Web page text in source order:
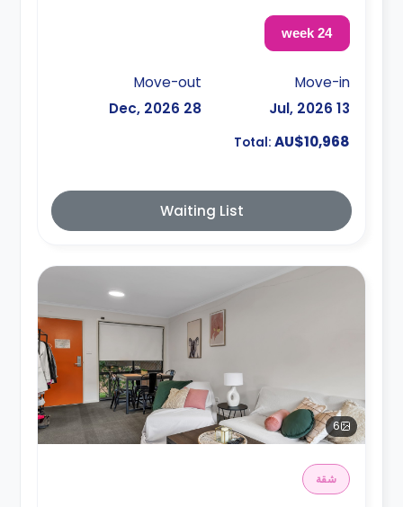
24 week
Move-in
13 Jul, 2026
Move-out
28 Dec, 2026
Total: AU$10,968
Waiting List
6
شقة